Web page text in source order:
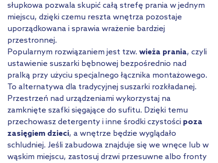
słupkowa pozwala skupić całą strefę prania w jednym
miejscu, dzięki czemu reszta wnętrza pozostaje
uporządkowana i sprawia wrażenie bardziej
przestronnej.
Popularnym rozwiązaniem jest tzw. wieża prania, czyli
ustawienie suszarki bębnowej bezpośrednio nad
pralką przy użyciu specjalnego łącznika montażowego.
To alternatywa dla tradycyjnej suszarki rozkładanej.
Przestrzeń nad urządzeniami wykorzystaj na
zamknięte szafki sięgające do sufitu. Dzięki temu
przechowasz detergenty i inne środki czystości poza
zasięgiem dzieci, a wnętrze będzie wyglądało
schludniej. Jeśli zabudowa znajduje się we wnęce lub w
wąskim miejscu, zastosuj drzwi przesuwne albo fronty